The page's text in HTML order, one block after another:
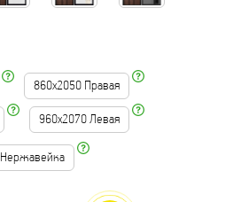
860х2050 Правая
960х2070 Левая
Нержавейка